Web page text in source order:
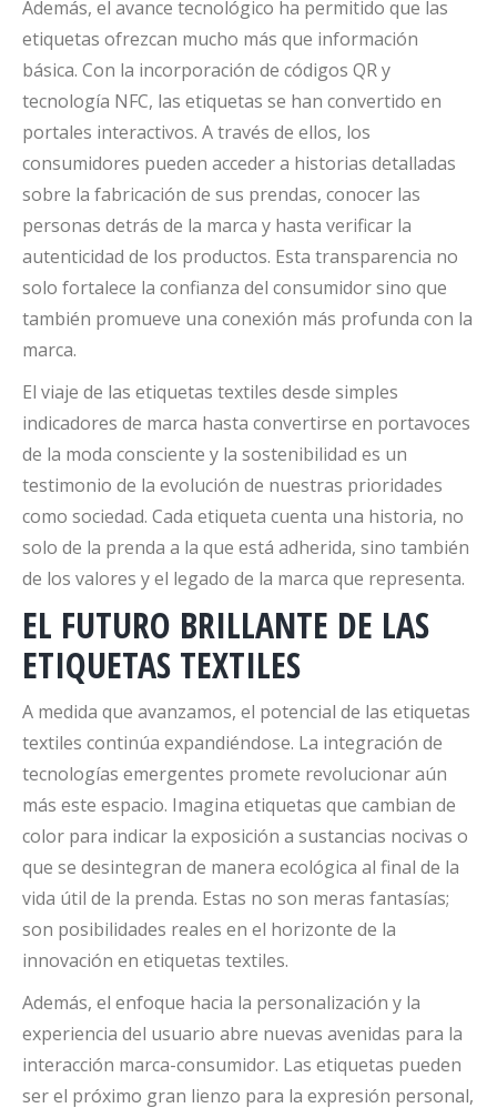
Además, el avance tecnológico ha permitido que las
etiquetas ofrezcan mucho más que información
básica. Con la incorporación de códigos QR y
tecnología NFC, las etiquetas se han convertido en
portales interactivos. A través de ellos, los
consumidores pueden acceder a historias detalladas
sobre la fabricación de sus prendas, conocer las
personas detrás de la marca y hasta verificar la
autenticidad de los productos. Esta transparencia no
solo fortalece la confianza del consumidor sino que
también promueve una conexión más profunda con la
marca.
El viaje de las etiquetas textiles desde simples
indicadores de marca hasta convertirse en portavoces
de la moda consciente y la sostenibilidad es un
testimonio de la evolución de nuestras prioridades
como sociedad. Cada etiqueta cuenta una historia, no
solo de la prenda a la que está adherida, sino también
de los valores y el legado de la marca que representa.
EL FUTURO BRILLANTE DE LAS
ETIQUETAS TEXTILES
A medida que avanzamos, el potencial de las etiquetas
textiles continúa expandiéndose. La integración de
tecnologías emergentes promete revolucionar aún
más este espacio. Imagina etiquetas que cambian de
color para indicar la exposición a sustancias nocivas o
que se desintegran de manera ecológica al final de la
vida útil de la prenda. Estas no son meras fantasías;
son posibilidades reales en el horizonte de la
innovación en etiquetas textiles.
Además, el enfoque hacia la personalización y la
experiencia del usuario abre nuevas avenidas para la
interacción marca-consumidor. Las etiquetas pueden
ser el próximo gran lienzo para la expresión personal,